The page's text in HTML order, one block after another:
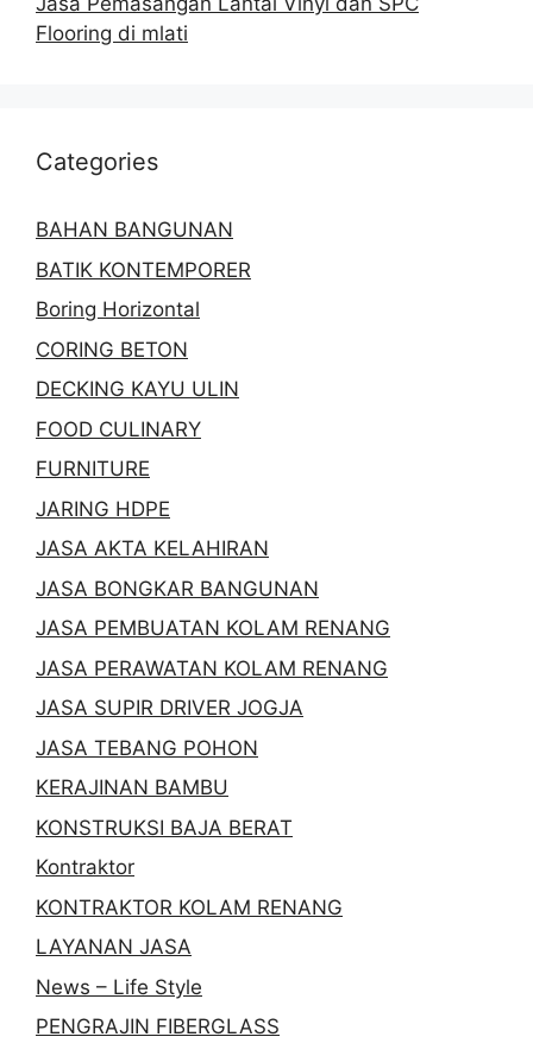
Flooring di mlati
Categories
BAHAN BANGUNAN
BATIK KONTEMPORER
Boring Horizontal
CORING BETON
DECKING KAYU ULIN
FOOD CULINARY
FURNITURE
JARING HDPE
JASA AKTA KELAHIRAN
JASA BONGKAR BANGUNAN
JASA PEMBUATAN KOLAM RENANG
JASA PERAWATAN KOLAM RENANG
JASA SUPIR DRIVER JOGJA
JASA TEBANG POHON
KERAJINAN BAMBU
KONSTRUKSI BAJA BERAT
Kontraktor
KONTRAKTOR KOLAM RENANG
LAYANAN JASA
News – Life Style
PENGRAJIN FIBERGLASS